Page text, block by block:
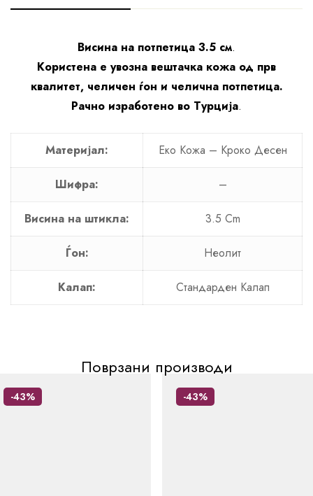
Висина на потпетица 3.5 см.
Користена е увозна вештачка кожа од прв
квалитет, челичен ѓон и челична потпетица.
Рачно изработено во Турција.
Материјал: Еко Кожа – Кроко Десен
Шифра: –
Висина на штикла: 3.5 Cm
Ѓон: Неолит
Калап: Стандарден Калап
Поврзани производи
-43% -43%